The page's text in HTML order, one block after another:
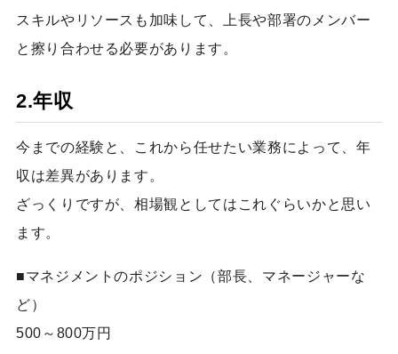
スキルやリソースも加味して、上長や部署のメンバー
と擦り合わせる必要があります。
2.年収
今までの経験と、これから任せたい業務によって、年
収は差異があります。
ざっくりですが、相場観としてはこれぐらいかと思い
ます。
■マネジメントのポジション（部長、マネージャーな
ど）
500～800万円